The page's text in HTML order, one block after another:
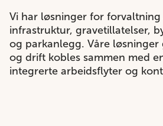
Vi har løsninger for forvaltning
infrastruktur, gravetillatelser,
og parkanlegg. Våre
og drift kobles sammen med
integrerte arbeidsflyter og